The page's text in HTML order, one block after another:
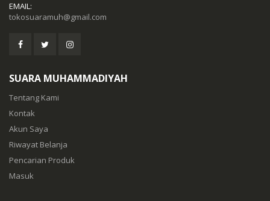
EMAIL:
tokosuaramuh@gmail.com
SUARA MUHAMMADIYAH
Tentang Kami
Kontak
Akun Saya
Riwayat Belanja
Pencarian Produk
Masuk